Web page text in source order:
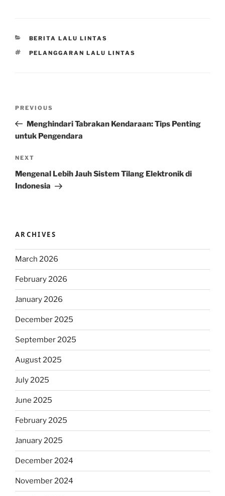
CATEGORIES
BERITA LALU LINTAS
TAGS
PELANGGARAN LALU LINTAS
Previous
Post
PREVIOUS
Menghindari Tabrakan Kendaraan: Tips Penting
untuk Pengendara
Next
Post
NEXT
Mengenal Lebih Jauh Sistem Tilang Elektronik di
Indonesia
ARCHIVES
March 2026
February 2026
January 2026
December 2025
September 2025
August 2025
July 2025
June 2025
February 2025
January 2025
December 2024
November 2024